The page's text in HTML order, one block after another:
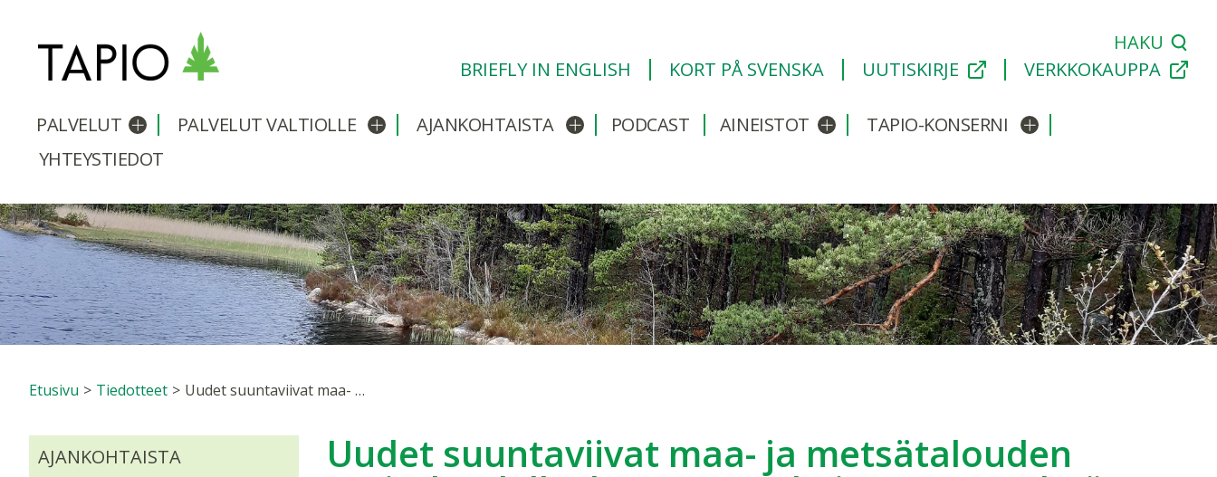
HAKU
BRIEFLY IN ENGLISH
KORT PÅ SVENSKA UUTISKIRJE VERKKOKAUPPA
PALVELUT Avaa/sulje alavalikko
PALVELUT VALTIOLLE Avaa/sulje alavalikko
AJANKOHTAISTA Avaa/sulje alavalikko
PODCAST AINEISTOT Avaa/sulje alavalikko
TAPIO-KONSERNI Avaa/sulje alavalikko
YHTEYSTIEDOT
Etusivu > Tiedotteet > Uudet suuntaviivat maa- ja metsätalouden vesitaloudelle: luonnonmukaiset menetelmät käyttöön ja lisää yhteistyötä
Uudet suuntaviivat maa- ja metsätalouden
AJANKOHTAISTA